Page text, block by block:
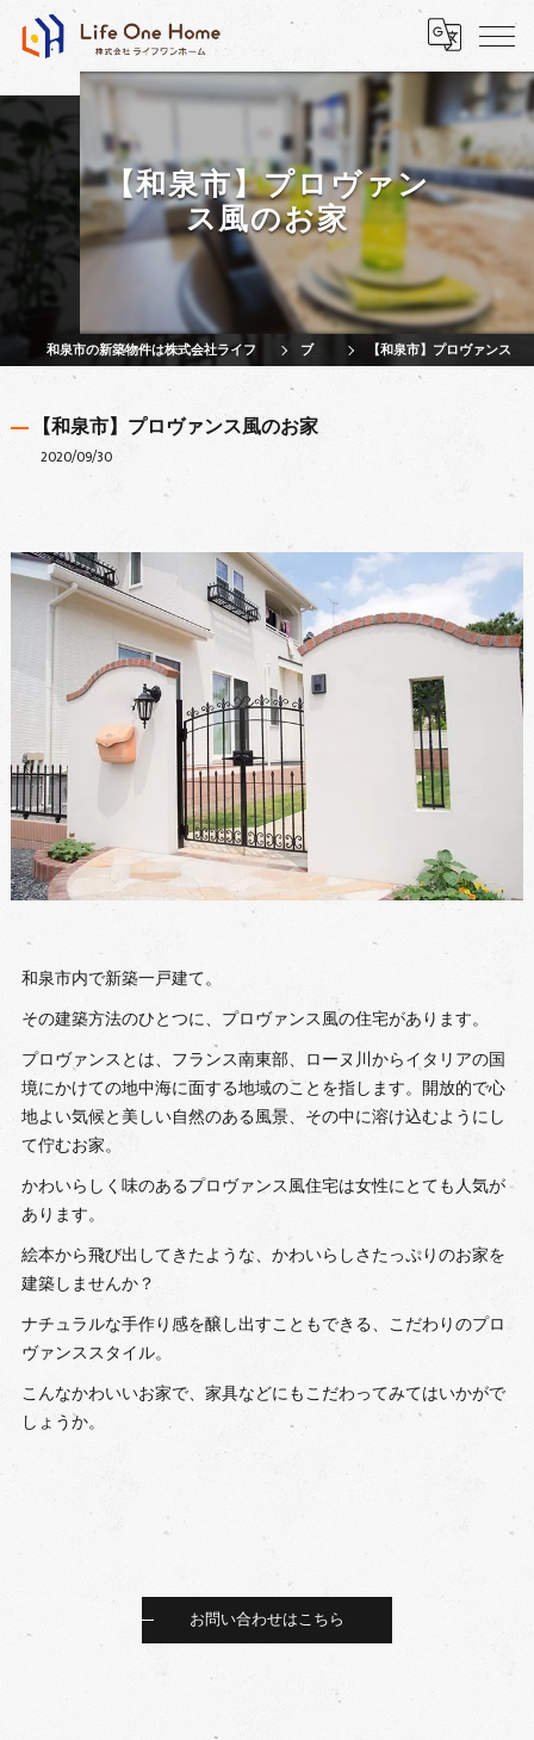
【和泉市】プロヴァン
ス風のお家
ブログ 【和泉市】プロヴァンス風のお家
【和泉市】プロヴァンス風のお家
2020/09/30
和泉市内で新築一戸建て。
その建築方法のひとつに、プロヴァンス風の住宅があります。
プロヴァンスとは、フランス南東部、ローヌ川からイタリアの国
境にかけての地中海に面する地域のことを指します。開放的で心
地よい気候と美しい自然のある風景、その中に溶け込むようにし
て佇むお家。
かわいらしく味のあるプロヴァンス風住宅は女性にとても人気が
あります。
絵本から飛び出してきたような、かわいらしさたっぷりのお家を
建築しませんか？
ナチュラルな手作り感を醸し出すこともできる、こだわりのプロ
ヴァンススタイル。
こんなかわいいお家で、家具などにもこだわってみてはいかがで
しょうか。
お問い合わせはこちら